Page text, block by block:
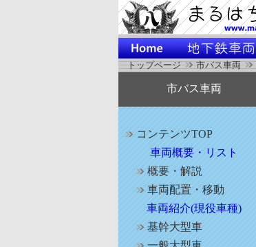
トップページ 市バス車両
市バス車両
コンテンツTOP
車両概要・リスト
概要・解説
車両配置・移動
車両紹介(現役車種)
基幹大型車